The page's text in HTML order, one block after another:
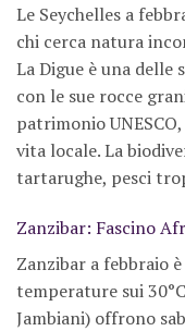
Le Seychelles a
chi cerca natura
La Digue è una
con le sue rocce
patrimonio
vita locale. La
tartarughe, pesci
Zanzibar: Fascino
Zanzibar a febbraio
temperature sui
Jambiani) offrono